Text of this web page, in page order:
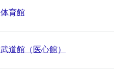
体育館
武道館（医心館）